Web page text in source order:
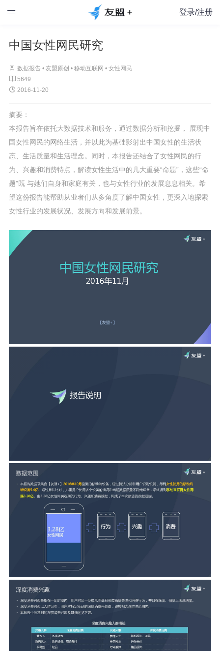
 登录/注册
中国女性网民研究
 数据报告 • 友盟原创 • 移动互联网 • 女性网民
 5649
 2016-11-20
摘要：
本报告旨在依托大数据技术和服务，通过数据分析和挖掘， 展现中
国女性网民的网络生活，并以此为基础影射出中国女性的生活状
态、生活质量和生活理念。同时，本报告还结合了女性网民的行
为、兴趣和消费特点，解读女性生活中的几大重要“命题”，这些“命
题”既 与她们自身和家庭有关，也与女性行业的发展息息相关。希
望这份报告能帮助从业者们从多角度了解中国女性，更深入地探索
女性行业的发展状况、发展方向和发展前景。